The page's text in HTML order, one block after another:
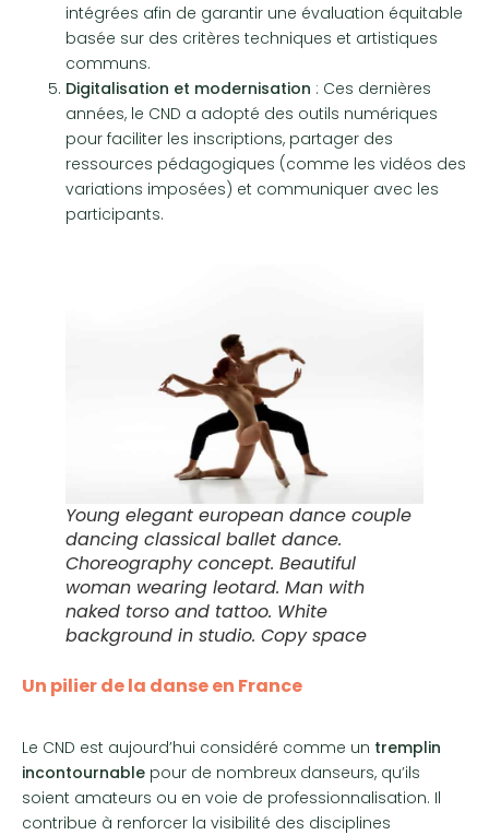
intégrées afin de garantir une évaluation équitable
basée sur des critères techniques et artistiques
communs.
Digitalisation et modernisation : Ces dernières
années, le CND a adopté des outils numériques
pour faciliter les inscriptions, partager des
ressources pédagogiques (comme les vidéos des
variations imposées) et communiquer avec les
participants.
Young elegant european dance couple
dancing classical ballet dance.
Choreography concept. Beautiful
woman wearing leotard. Man with
naked torso and tattoo. White
background in studio. Copy space
Un pilier de la danse en France
Le CND est aujourd’hui considéré comme un tremplin
incontournable pour de nombreux danseurs, qu’ils
soient amateurs ou en voie de professionnalisation. Il
contribue à renforcer la visibilité des disciplines